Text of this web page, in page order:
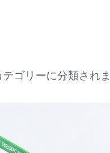
ゴリーに分類されま